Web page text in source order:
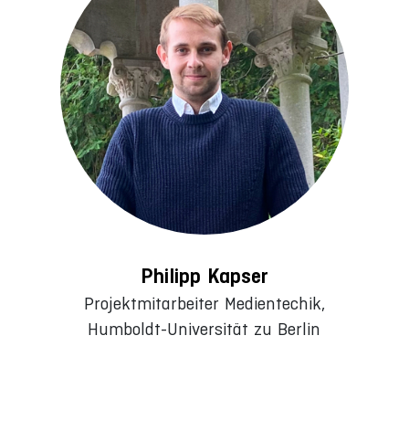
Philipp Kapser
Projektmitarbeiter Medientechik,
Humboldt-Universität zu Berlin